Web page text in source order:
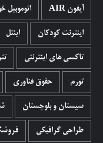
آیفون AIR اتوموبیل
اینترنت کودکان اینتل
تاکسی های اینترنتی تتر
تورم حقوق فناوری
سیستان و بلوچستان
طراحی گرافیکی